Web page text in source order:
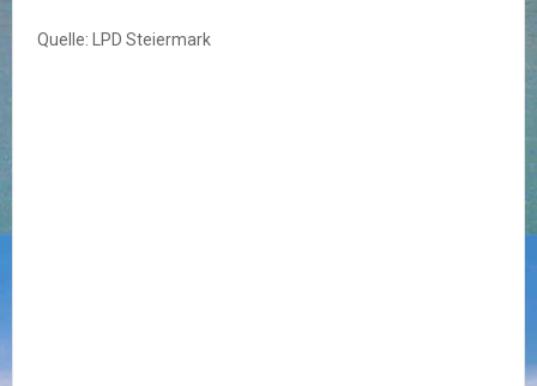
Quelle: LPD Steiermark